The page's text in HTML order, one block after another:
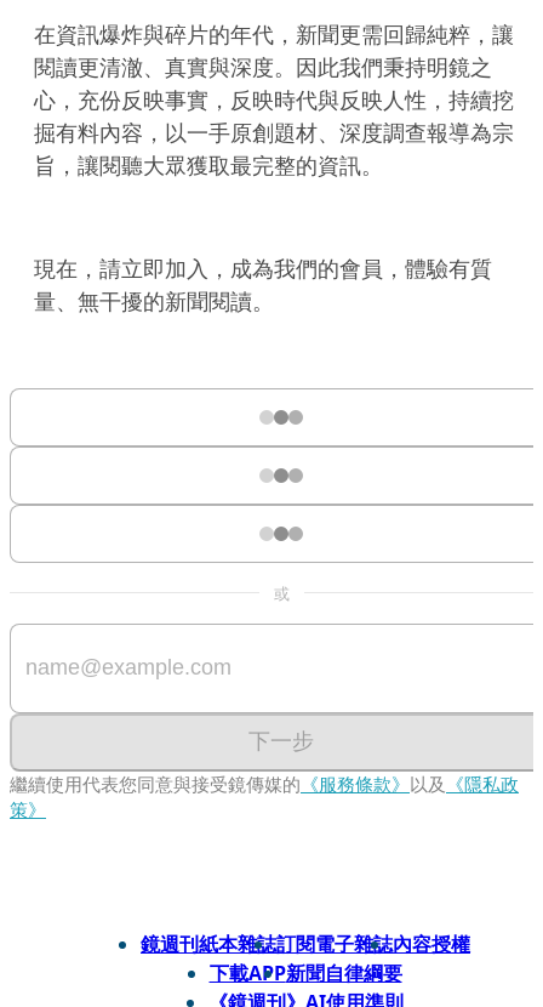
在資訊爆炸與碎片的年代，新聞更需回歸純粹，讓
閱讀更清澈、真實與深度。因此我們秉持明鏡之
心，充份反映事實，反映時代與反映人性，持續挖
掘有料內容，以一手原創題材、深度調查報導為宗
旨，讓閱聽大眾獲取最完整的資訊。
現在，請立即加入，成為我們的會員，體驗有質
量、無干擾的新聞閱讀。
或
下一步
繼續使用代表您同意與接受鏡傳媒的 《服務條款》 以及 《隱私政
策》
鏡週刊紙本雜誌訂閱電子雜誌內容授權
下載APP新聞自律綱要